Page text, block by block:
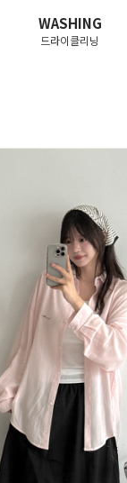
WASHING
드라이클리닝